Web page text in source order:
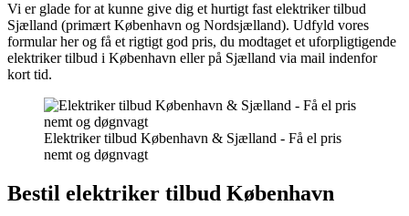
Vi er glade for at kunne give dig et hurtigt fast elektriker tilbud
Sjælland (primært København og Nordsjælland). Udfyld vores
formular her og få et rigtigt god pris, du modtaget et uforpligtigende
elektriker tilbud i København eller på Sjælland via mail indenfor
kort tid.
Elektriker tilbud København & Sjælland - Få el pris
nemt og døgnvagt
Bestil elektriker tilbud København